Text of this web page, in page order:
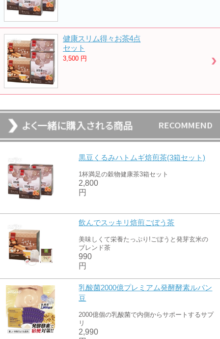
健康スリム得々お茶4点
セット
3,500 円
黒豆くるみハトムギ焙煎茶(3箱セット)
1杯満足の穀物健康茶3箱セット
2,800
円
飲んでスッキリ焙煎ごぼう茶
美味しくて栄養たっぷり!ごぼうと発芽玄米の
ブレンド茶
990
円
乳酸菌2000億プレミアム発酵酵素ルパン
豆
2000億個の乳酸菌で内側からサポートするサプ
リ
2,990